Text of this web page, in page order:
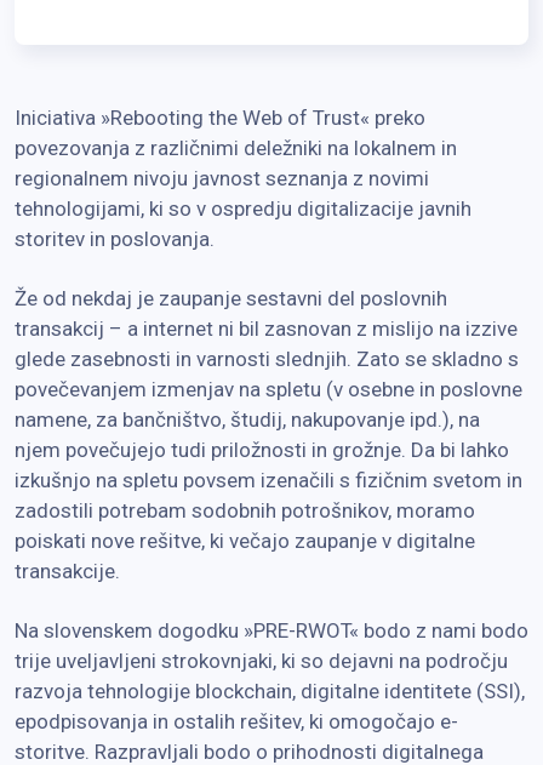
Iniciativa »Rebooting the Web of Trust« preko
povezovanja z različnimi deležniki na lokalnem in
regionalnem nivoju javnost seznanja z novimi
tehnologijami, ki so v ospredju digitalizacije javnih
storitev in poslovanja.
Že od nekdaj je zaupanje sestavni del poslovnih
transakcij – a internet ni bil zasnovan z mislijo na izzive
glede zasebnosti in varnosti slednjih. Zato se skladno s
povečevanjem izmenjav na spletu (v osebne in poslovne
namene, za bančništvo, študij, nakupovanje ipd.), na
njem povečujejo tudi priložnosti in grožnje. Da bi lahko
izkušnjo na spletu povsem izenačili s fizičnim svetom in
zadostili potrebam sodobnih potrošnikov, moramo
poiskati nove rešitve, ki večajo zaupanje v digitalne
transakcije.
Na slovenskem dogodku »PRE-RWOT« bodo z nami bodo
trije uveljavljeni strokovnjaki, ki so dejavni na področju
razvoja tehnologije blockchain, digitalne identitete (SSI),
epodpisovanja in ostalih rešitev, ki omogočajo e-
storitve. Razpravljali bodo o prihodnosti digitalnega